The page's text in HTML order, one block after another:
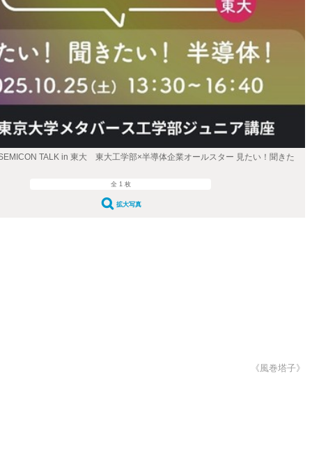
TALK in 東大 東大工学部×半導体企業オールスター 見たい！聞きた
全 1 枚
拡大写真
《風巻塔子》